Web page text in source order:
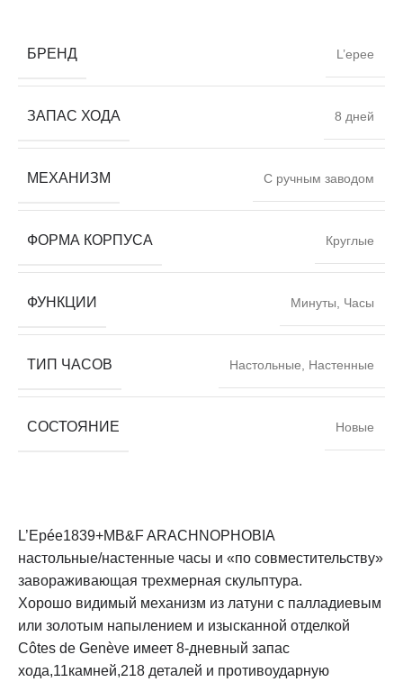
БРЕНД L’epee
ЗАПАС ХОДА 8 дней
МЕХАНИЗМ С ручным заводом
ФОРМА КОРПУСА Круглые
ФУНКЦИИ Минуты, Часы
ТИП ЧАСОВ Настольные, Настенные
СОСТОЯНИЕ Новые
L’Epée1839+MB&F ARACHNOPHOBIA
настольные/настенные часы и «по совместительству»
завораживающая трехмерная скульптура.
Хорошо видимый механизм из латуни с палладиевым
или золотым напылением и изысканной отделкой
Côtes de Genève имеет 8-дневный запас
хода,11камней,218 деталей и противоударную